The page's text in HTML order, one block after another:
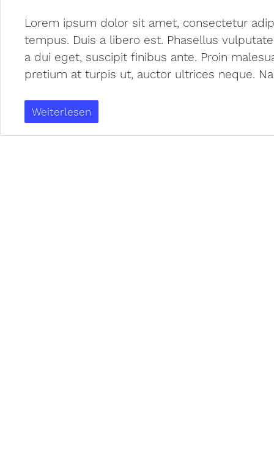
Lorem ipsum dolor sit amet, consectetur
tempus. Duis a libero est. Phasellus
a dui eget, suscipit finibus ante. Proin
pretium at turpis ut, auctor ultrices neque.
Weiterlesen